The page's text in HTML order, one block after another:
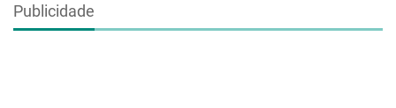
Publicidade